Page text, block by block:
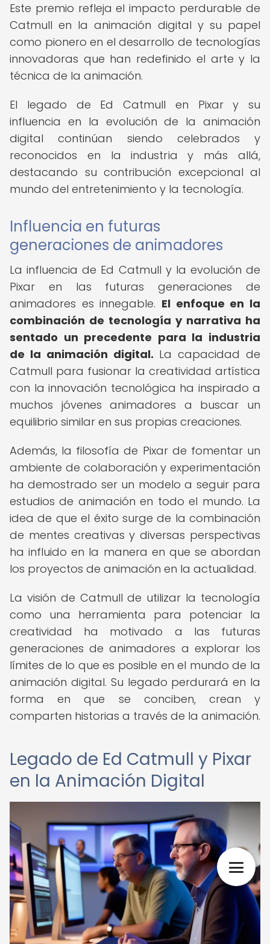
Este premio refleja el impacto perdurable de
Catmull en la animación digital y su papel
como pionero en el desarrollo de tecnologías
innovadoras que han redefinido el arte y la
técnica de la animación.
El legado de Ed Catmull en Pixar y su
influencia en la evolución de la animación
digital continúan siendo celebrados y
reconocidos en la industria y más allá,
destacando su contribución excepcional al
mundo del entretenimiento y la tecnología.
Influencia en futuras
generaciones de animadores
La influencia de Ed Catmull y la evolución de
Pixar en las futuras generaciones de
animadores es innegable. El enfoque en la
combinación de tecnología y narrativa ha
sentado un precedente para la industria
de la animación digital. La capacidad de
Catmull para fusionar la creatividad artística
con la innovación tecnológica ha inspirado a
muchos jóvenes animadores a buscar un
equilibrio similar en sus propias creaciones.
Además, la filosofía de Pixar de fomentar un
ambiente de colaboración y experimentación
ha demostrado ser un modelo a seguir para
estudios de animación en todo el mundo. La
idea de que el éxito surge de la combinación
de mentes creativas y diversas perspectivas
ha influido en la manera en que se abordan
los proyectos de animación en la actualidad.
La visión de Catmull de utilizar la tecnología
como una herramienta para potenciar la
creatividad ha motivado a las futuras
generaciones de animadores a explorar los
límites de lo que es posible en el mundo de la
animación digital. Su legado perdurará en la
forma en que se conciben, crean y
comparten historias a través de la animación.
Legado de Ed Catmull y Pixar
en la Animación Digital